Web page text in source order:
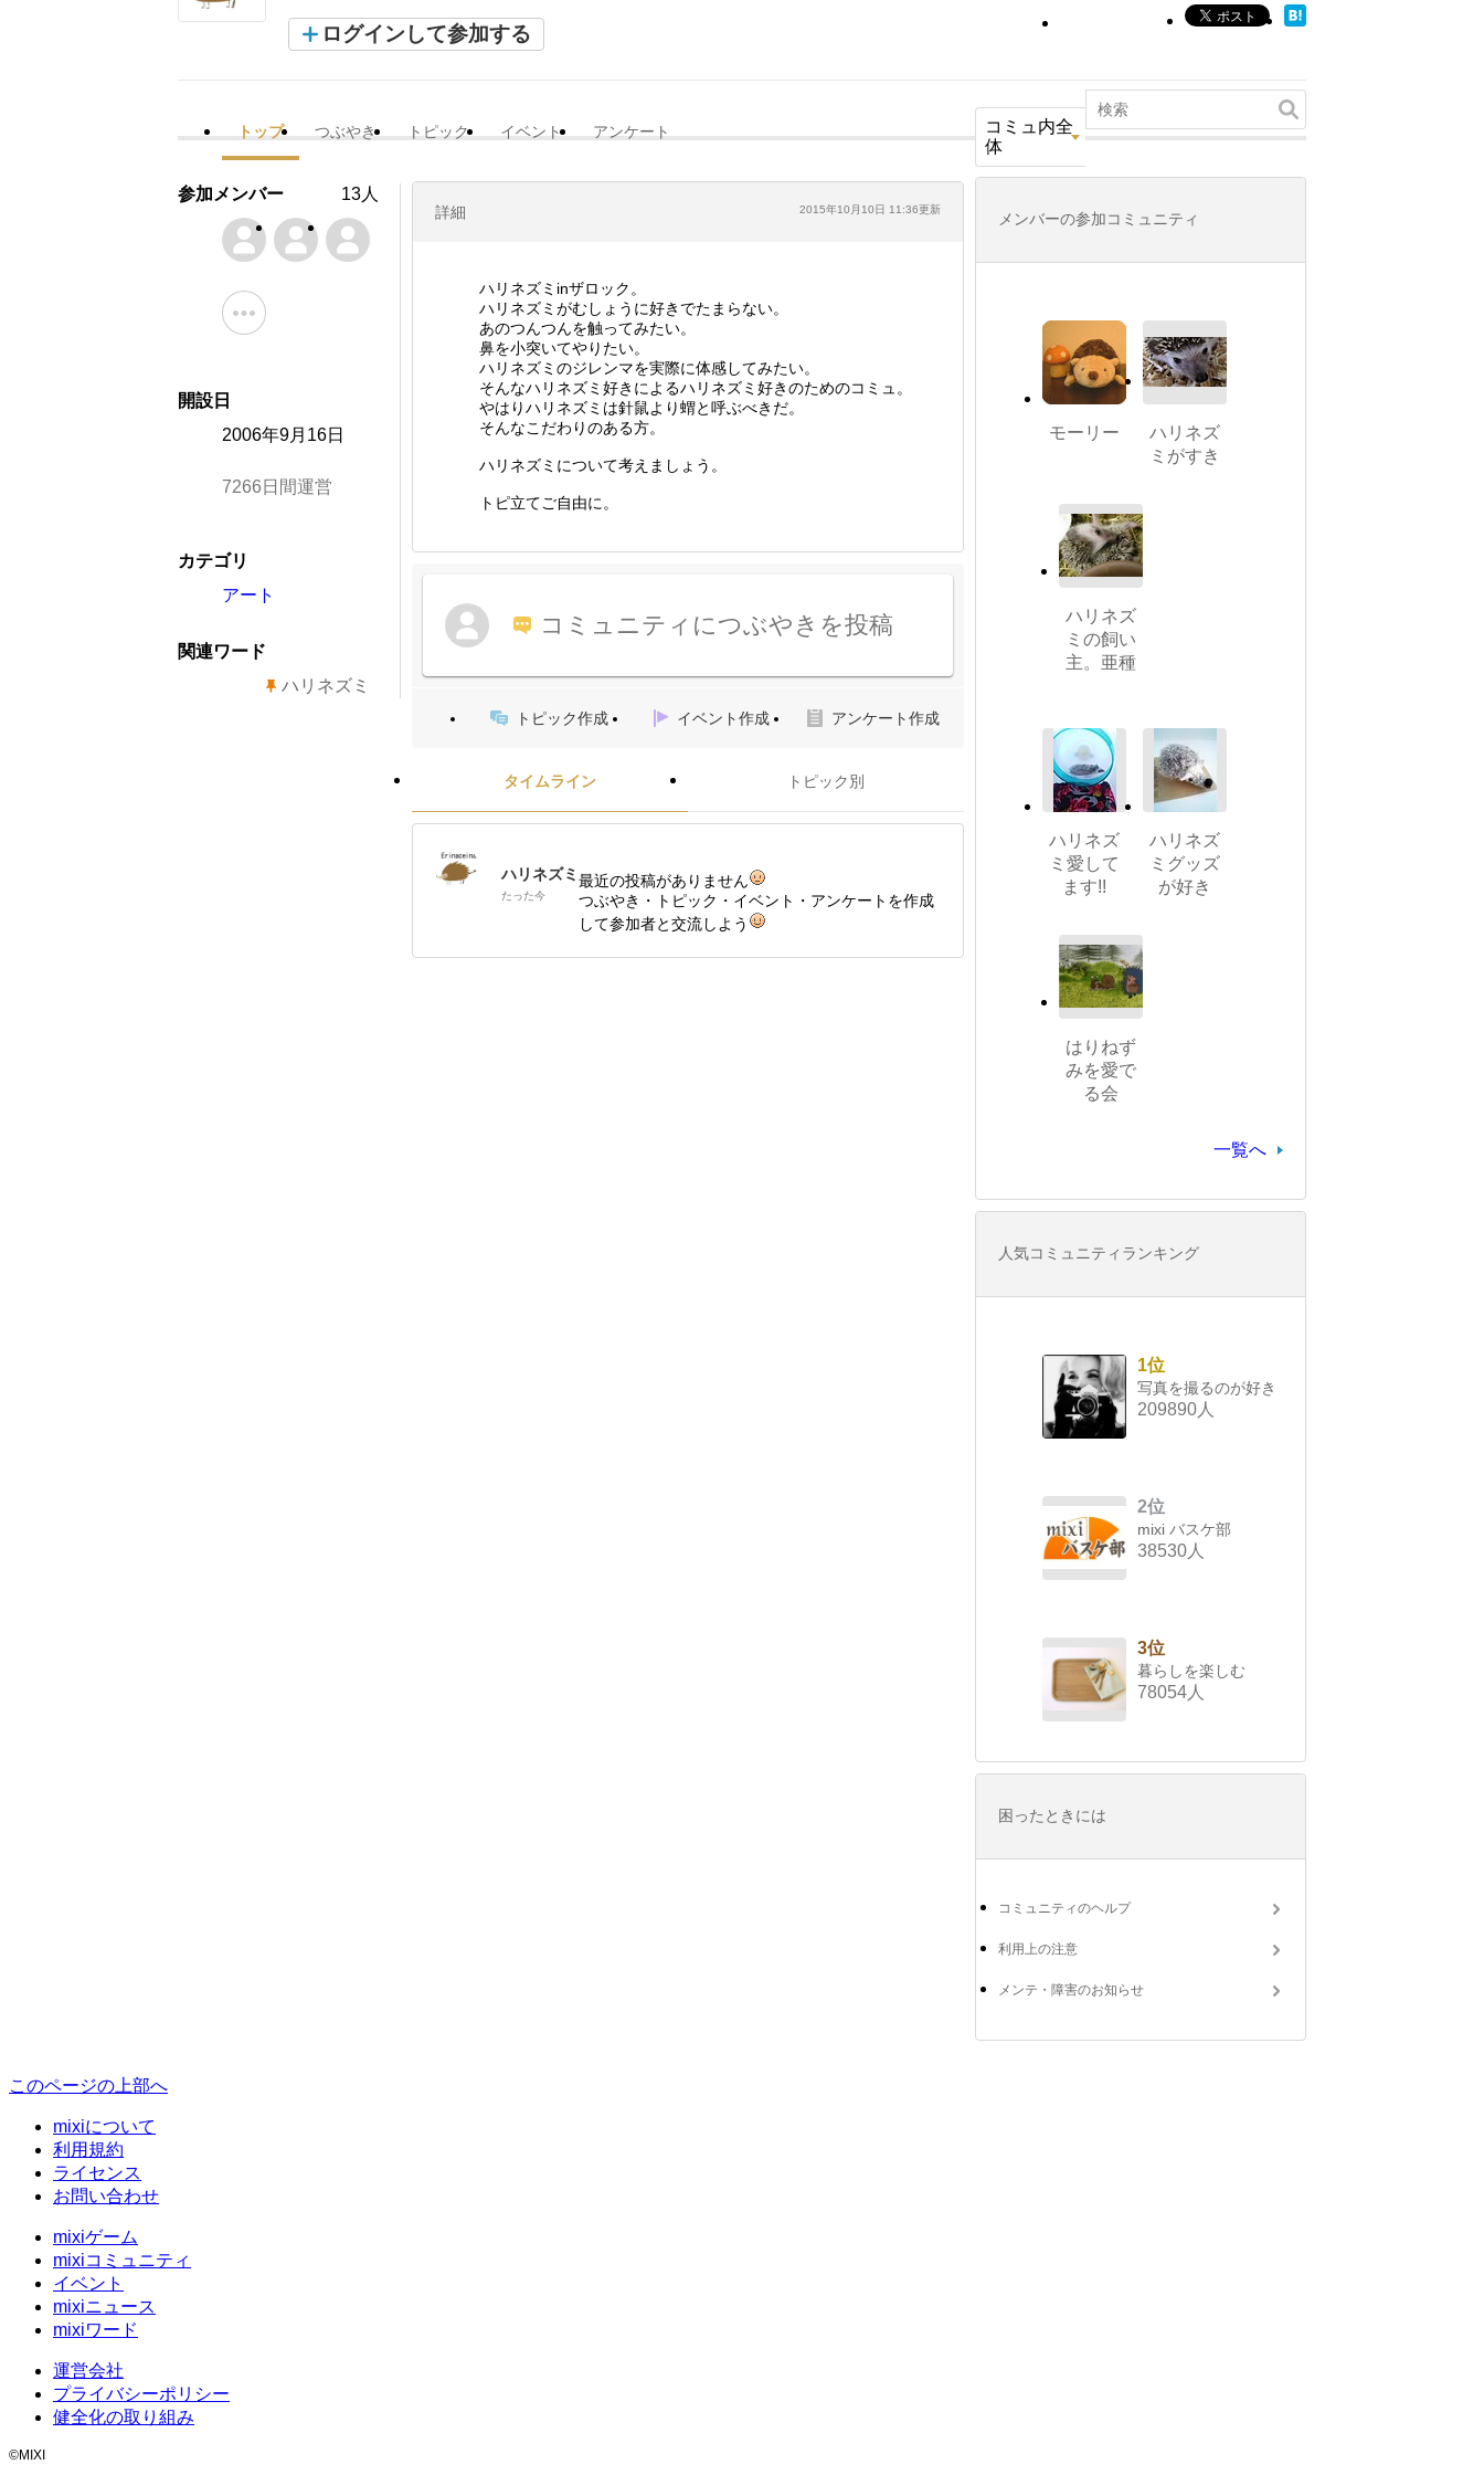
ログインして参加する
トップ つぶやき トピック イベント アンケート
コミュ内全
体
詳細 2015年10月10日 11:36更新
ハリネズミinザロック。
ハリネズミがむしょうに好きでたまらない。
あのつんつんを触ってみたい。
鼻を小突いてやりたい。
ハリネズミのジレンマを実際に体感してみたい。
そんなハリネズミ好きによるハリネズミ好きのためのコミュ。
やはりハリネズミは針鼠より蝟と呼ぶべきだ。
そんなこだわりのある方。
ハリネズミについて考えましょう。
トピ立てご自由に。
コミュニティにつぶやきを投稿
トピック作成 イベント作成 アンケート作成
タイムライン トピック別
ハリネズミ
たった今
最近の投稿がありません
つぶやき・トピック・イベント・アンケートを作成
して参加者と交流しよう
参加メンバー 13人
開設日
2006年9月16日
7266日間運営
カテゴリ
アート
関連ワード
ハリネズミ
メンバーの参加コミュニティ
モーリー
ハリネズ
ミがすき
ハリネズ
ミの飼い
主。亜種
ハリネズ
ミ愛して
ます!!
ハリネズ
ミグッズ
が好き
はりねず
みを愛で
る会
一覧へ
人気コミュニティランキング
1位
写真を撮るのが好き
209890人
2位
mixi バスケ部
38530人
3位
暮らしを楽しむ
78054人
困ったときには
コミュニティのヘルプ
利用上の注意
メンテ・障害のお知らせ
このページの上部へ
mixiについて
利用規約
ライセンス
お問い合わせ
mixiゲーム
mixiコミュニティ
イベント
mixiニュース
mixiワード
運営会社
プライバシーポリシー
健全化の取り組み
©MIXI